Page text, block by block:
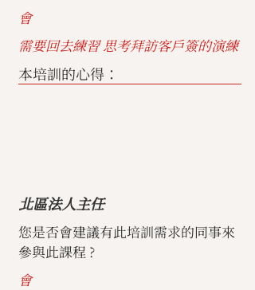
會
需要回去練習 思考拜訪客戶簽的演練
本培訓的心得：
北區法人主任
您是否會建議有此培訓需求的同事來
參與此課程 ?
會